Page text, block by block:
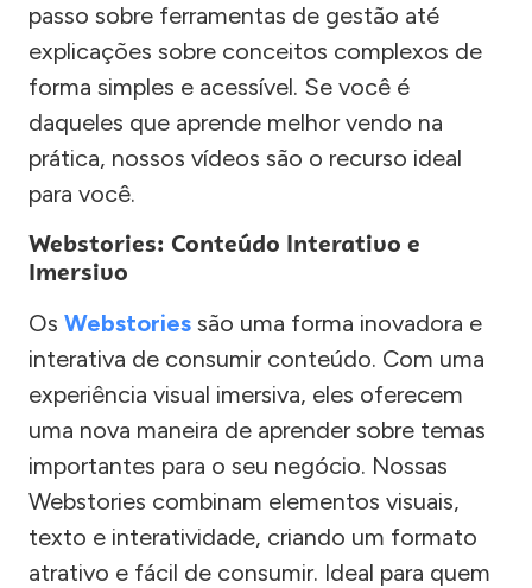
passo sobre ferramentas de gestão até
explicações sobre conceitos complexos de
forma simples e acessível. Se você é
daqueles que aprende melhor vendo na
prática, nossos vídeos são o recurso ideal
para você.
Webstories: Conteúdo Interativo e
Imersivo
Os Webstories são uma forma inovadora e
interativa de consumir conteúdo. Com uma
experiência visual imersiva, eles oferecem
uma nova maneira de aprender sobre temas
importantes para o seu negócio. Nossas
Webstories combinam elementos visuais,
texto e interatividade, criando um formato
atrativo e fácil de consumir. Ideal para quem